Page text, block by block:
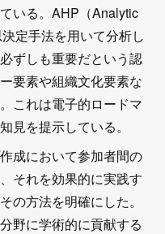
いる。AHP（Analytic
定手法を用いて分析し
ずしも重要だという認
要素や組織文化要素な
これは電子的ロードマ
見を提示している。
成において参加者間の
それを効果的に実践す
の方法を明確にした。
野に学術的に貢献する